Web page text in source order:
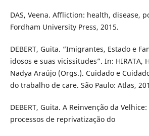
DAS, Veena. Affliction: health, disease,
Fordham University Press, 2015.
DEBERT, Guita. “Imigrantes, Estado e
idosos e suas vicissitudes”. In: HIRATA,
Nadya Araújo (Orgs.). Cuidado e
do trabalho de care. São Paulo: Atlas,
DEBERT, Guita. A Reinvenção da
processos de reprivatização do